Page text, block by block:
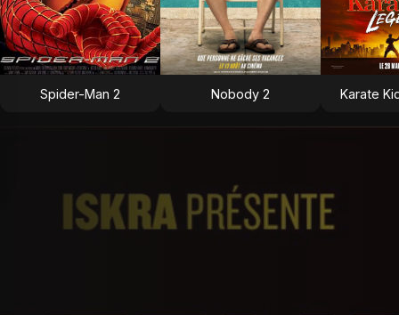
Spider-Man 2 Nobody 2 Karate